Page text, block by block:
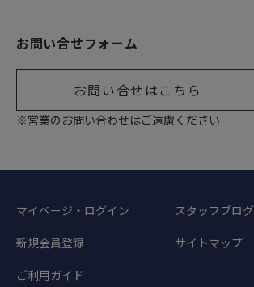
お問い合せフォーム
お問い合せはこちら
※営業のお問い合わせはご遠慮ください
マイページ・ログイン
新規会員登録
ご利用ガイド
スタッフブログ
サイトマップ